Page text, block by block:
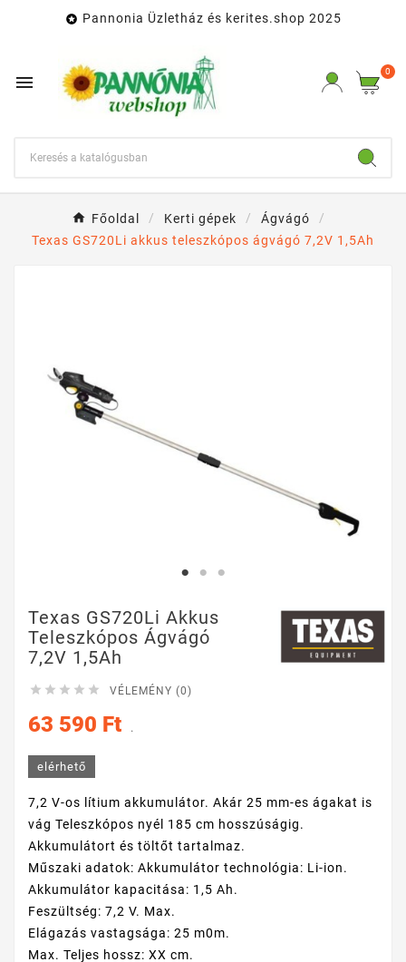
 Pannonia Üzletház és kerites.shop 2025

0
Főoldal Kerti gépek
Ágvágó
Texas GS720Li akkus teleszkópos ágvágó 7,2V 1,5Ah
Texas GS720Li Akkus
Teleszkópos Ágvágó
7,2V 1,5Ah
     VÉLEMÉNY (0)
63 590 Ft .
elérhető
7,2 V-os lítium akkumulátor. Akár 25 mm-es ágakat is
vág Teleszkópos nyél 185 cm hosszúságig.
Akkumulátort és töltőt tartalmaz.
Műszaki adatok: Akkumulátor technológia: Li-ion.
Akkumulátor kapacitása: 1,5 Ah.
Feszültség: 7,2 V. Max.
Elágazás vastagsága: 25 m0m.
Max. Teljes hossz: XX cm.